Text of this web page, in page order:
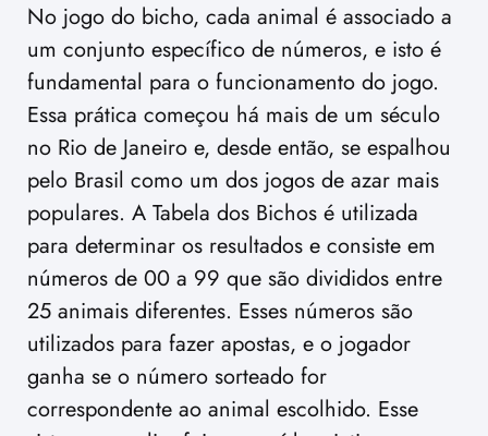
No jogo do bicho, cada animal é associado a
um conjunto específico de números, e isto é
fundamental para o funcionamento do jogo.
Essa prática começou há mais de um século
no Rio de Janeiro e, desde então, se espalhou
pelo Brasil como um dos jogos de azar mais
populares. A Tabela dos Bichos é utilizada
para determinar os resultados e consiste em
números de 00 a 99 que são divididos entre
25 animais diferentes. Esses números são
utilizados para fazer apostas, e o jogador
ganha se o número sorteado for
correspondente ao animal escolhido. Esse